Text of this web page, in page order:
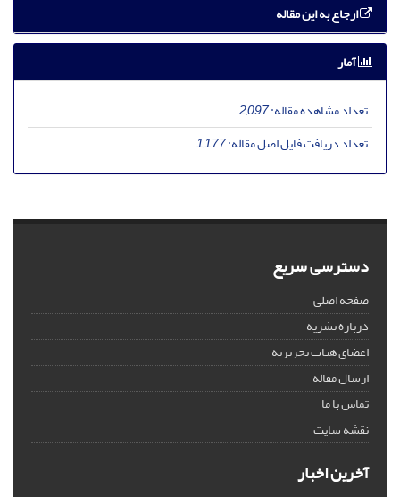
ارجاع به این مقاله
آمار
تعداد مشاهده مقاله:2,097
تعداد دریافت فایل اصل مقاله:1,177
دسترسی سریع
صفحه اصلی
درباره نشریه
اعضای هیات تحریریه
ارسال مقاله
تماس با ما
نقشه سایت
آخرین اخبار